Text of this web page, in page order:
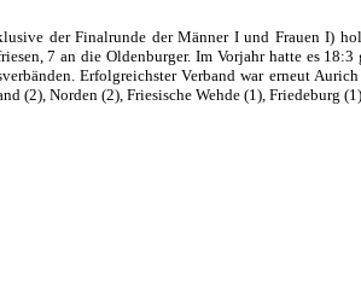
der Finalrunde der Männer I und Frauen I)
7 an die Oldenburger. Im Vorjahr hatte es 18:3
Erfolgreichster Verband war erneut
(2), Norden (2), Friesische Wehde (1), Friedeburg